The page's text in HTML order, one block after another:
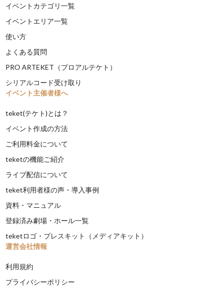
イベントカテゴリ一覧
イベントエリア一覧
使い方
よくある質問
PRO ARTEKET（プロアルテケト）
シリアルコード受け取り
イベント主催者様へ
teket(テケト)とは？
イベント作成の方法
ご利用料金について
teketの機能ご紹介
ライブ配信について
teket利用者様の声・導入事例
資料・マニュアル
登録済み劇場・ホール一覧
teketロゴ・プレスキット（メディアキット）
運営会社情報
利用規約
プライバシーポリシー